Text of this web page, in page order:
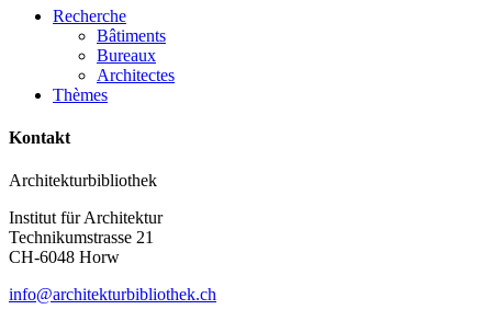
Recherche
Bâtiments
Bureaux
Architectes
Thèmes
Kontakt
Architekturbibliothek
Institut für Architektur
Technikumstrasse 21
CH-6048 Horw
info@architekturbibliothek.ch